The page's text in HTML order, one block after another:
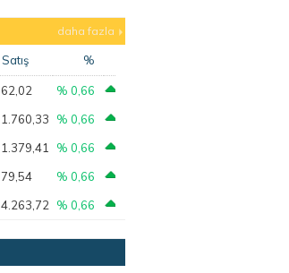
daha fazla
Satış %
62,02
% 0,66
1.760,33
% 0,66
1.379,41
% 0,66
79,54
% 0,66
4.263,72 % 0,66